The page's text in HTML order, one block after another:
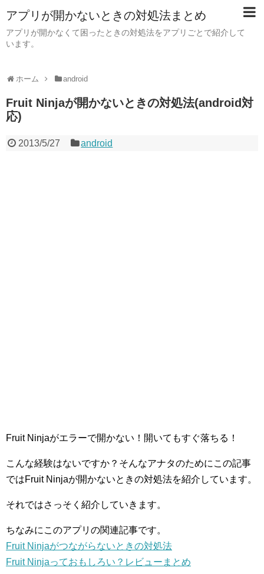
アプリが開かないときの対処法まとめ
アプリが開かなくて困ったときの対処法をアプリごとで紹介して
います。
ホーム android
Fruit Ninjaが開かないときの対処法(android対
応)
2013/5/27 android
Fruit Ninjaがエラーで開かない！開いてもすぐ落ちる！
こんな経験はないですか？そんなアナタのためにこの記事
ではFruit Ninjaが開かないときの対処法を紹介しています。
それではさっそく紹介していきます。
ちなみにこのアプリの関連記事です。
Fruit Ninjaがつながらないときの対処法
Fruit Ninjaっておもしろい？レビューまとめ